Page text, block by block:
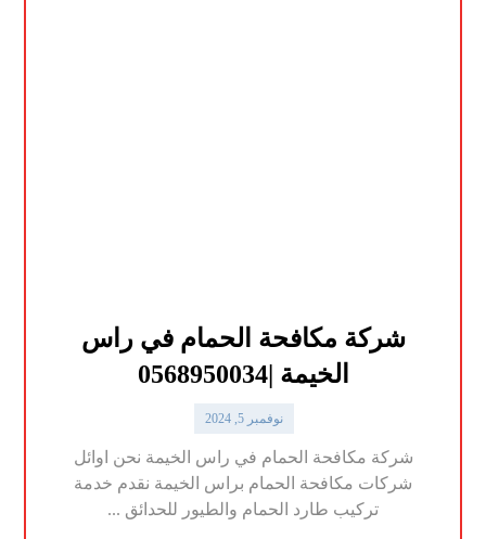
شركة مكافحة الحمام في راس
الخيمة |0568950034
نوفمبر 5, 2024
شركة مكافحة الحمام في راس الخيمة نحن اوائل
شركات مكافحة الحمام براس الخيمة نقدم خدمة
تركيب طارد الحمام والطيور للحدائق ...